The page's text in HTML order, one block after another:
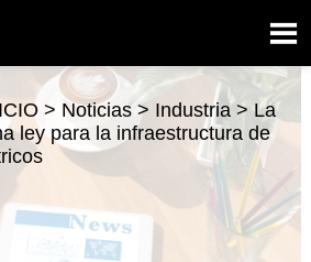

> Noticias> Industria> La
ley para la infraestructura de